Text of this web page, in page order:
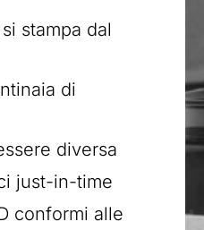
stampa dal
di
diversa
just-in-time
conformi alle